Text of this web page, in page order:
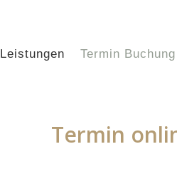
Leistungen Termin Buchung
Termin